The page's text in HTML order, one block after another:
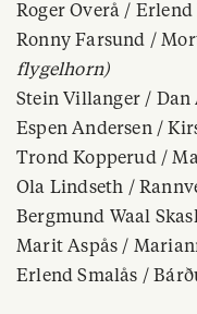
Roger Overå / Erlend
Ronny Farsund /
flygelhorn)
Stein Villanger / Dan
Espen Andersen /
Trond Kopperud /
Ola Lindseth /
Bergmund Waal
Marit Aspås /
Erlend Smalås /